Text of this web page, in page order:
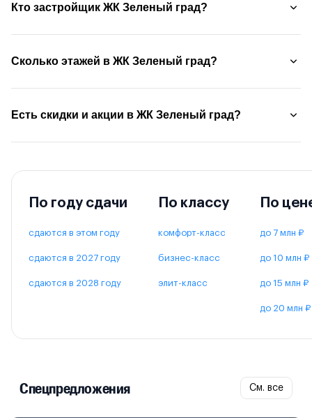
Кто застройщик ЖК Зеленый град?
Сколько этажей в ЖК Зеленый град?
Есть скидки и акции в ЖК Зеленый град?
По году сдачи
сдаются в этом году
сдаются в 2027 году
сдаются в 2028 году
По классу
комфорт-класс
бизнес-класс
элит-класс
По
до 7 млн ₽
до 10 млн ₽
до 15 млн ₽
до 20 млн ₽
Спецпредложения См. все